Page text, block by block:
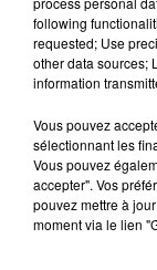
Alors que
accélérée
Côte
du Zénith
following
requested; Use
other data sources;
information
Vous pouvez
sélectionnant les
Vous pouvez
accepter". Vos
pouvez mettre à
moment via le lien